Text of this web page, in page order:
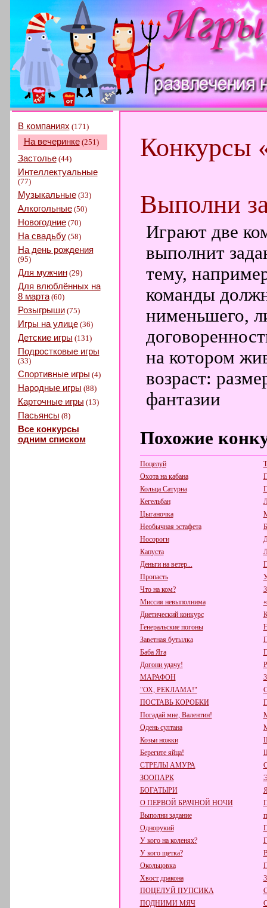
В компаниях (171)
На вечеринке(251)
Застолье(44)
Интеллектуальные
(77)
Музыкальные(33)
Алкогольные(50)
Новогодние(70)
На свадьбу(58)
На день рождения
(95)
Для мужчин(29)
Для влюблённых на
8 марта(60)
Розыгрыши(75)
Игры на улице(36)
Детские игры (131)
Подростковые игры
(33)
Спортивные игры (4)
Народные игры (88)
Карточные игры (13)
Пасьянсы (8)
Все конкурсы
одним списком
Конкурсы
Выполни
Играют две
выполнит
тему,
команды
нименьшего,
на котором
возраст:
фантазии
Похожие
Поцелуй
Охота на кабана
Кольца Сатурна
Кегельбан
Цыганочка
Необычная эстафета
Носороги
Капуста
Деньги на ветер...
Пропасть
Что на ком?
Миссия невыполнима
Диетический конкурс
Генеральские погоны
Заветная бутылка
Баба Яга
Догони удачу!
МАРАФОН
"ОХ, РЕКЛАМА!"
ПОСТАВЬ КОРОБКИ
Погадай мне, Валентин!
Одень султана
Козьи ножки
Берегите яйца!
СТРЕЛЫ АМУРА
ЗООПАРК
БОГАТЫРИ
О ПЕРВОЙ БРАЧНОЙ НОЧИ
Выполни задание
Однорукий
У кого на коленях?
У кого щетка?
Окольцовка
Хвост дракона
ПОЦЕЛУЙ ПУПСИКА
ПОДНИМИ МЯЧ